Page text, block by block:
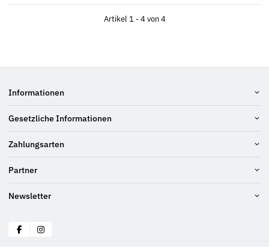
Artikel 1 - 4 von 4
Informationen
Gesetzliche Informationen
Zahlungsarten
Partner
Newsletter